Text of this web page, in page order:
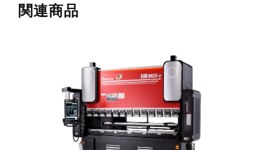
関連商品